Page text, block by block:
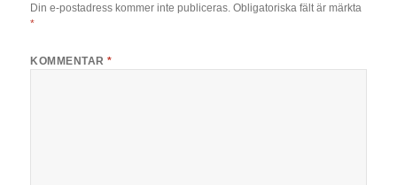
Din e-postadress kommer inte publiceras. Obligatoriska fält är märkta
*
KOMMENTAR*